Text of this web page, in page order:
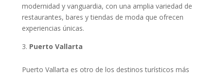
modernidad y vanguardia, con una amplia variedad de
restaurantes, bares y tiendas de moda que ofrecen
experiencias únicas.
Puerto Vallarta
Puerto Vallarta es otro de los destinos turísticos más